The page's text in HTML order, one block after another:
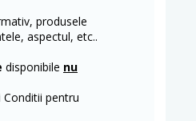
produsele
aspectul, etc..
disponibile nu
pentru